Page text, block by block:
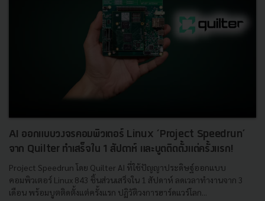
AI ออกแบบวงจรคอมพิวเตอร์ Linux ‘Project Speedrun’
จาก Quilter ทำเสร็จใน 1 สัปดาห์ และบูตติดตั้งแต่ครั้งแรก!
Project Speedrun โดย Quilter AI ที่ใช้ปัญญาประดิษฐ์ออกแบบ
คอมพิวเตอร์ Linux 843 ชิ้นส่วนเสร็จใน 1 สัปดาห์ ลดเวลาทำงานจาก 3
เดือน พร้อมบูตติดตั้งแต่ครั้งแรก ปฏิวัติวงการฮาร์ดแวร์โลก...